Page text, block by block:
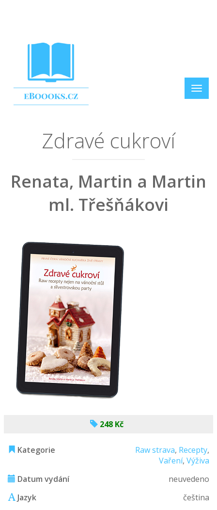
Zdravé cukroví
Renata, Martin a Martin
ml. Třešňákovi
248 Kč
Kategorie Raw strava, Recepty,
Vaření, Výživa
Datum vydání
neuvedeno
Jazyk
čeština